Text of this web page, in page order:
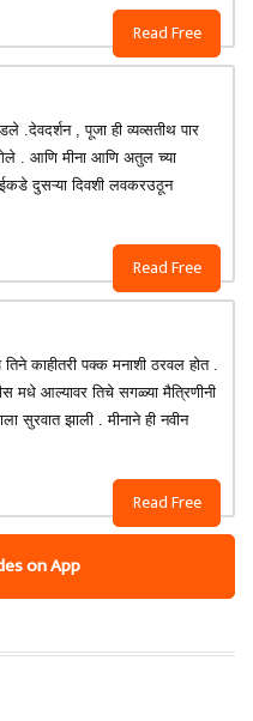
Read Free
Read Free
.देवदर्शन , पूजा ही व्यव्सतीथ पार
. आणि मीना आणि अतुल च्या
दुसऱ्या दिवशी लवकरउठून
Read Free
काहीतरी पक्क मनाशी ठरवल होत .
आल्यावर तिचे सगळ्या मैत्रिणीनी
सुरवात झाली . मीनाने ही नवीन
on App